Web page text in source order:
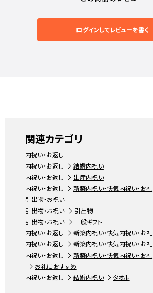
ログインしてレビューを書く
関連カテゴリ
内祝い・お返し
内祝い・お返し
結婚内祝い
内祝い・お返し
出産内祝い
内祝い・お返し
新築内祝い・快気内祝い・お礼
引出物・お祝い
引出物・お祝い
引出物
引出物・お祝い
一般ギフト
内祝い・お返し
新築内祝い・快気内祝い・お礼
内祝い・お返し
新築内祝い・快気内祝い・お礼
内祝い・お返し
新築内祝い・快気内祝い・お礼
お礼におすすめ
内祝い・お返し
結婚内祝い タオル